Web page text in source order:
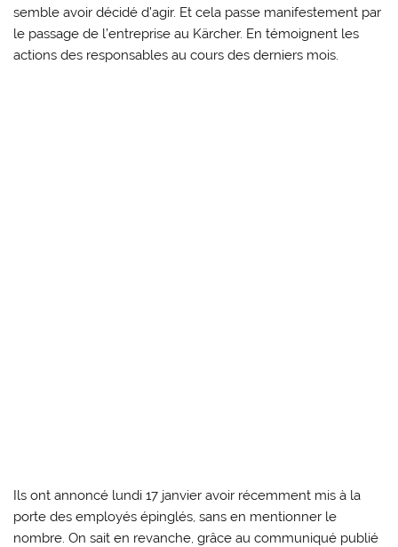
semble avoir décidé d’agir. Et cela passe manifestement par
le passage de l’entreprise au Kärcher. En témoignent les
actions des responsables au cours des derniers mois.
Ils ont annoncé lundi 17 janvier avoir récemment mis à la
porte des employés épinglés, sans en mentionner le
nombre. On sait en revanche, grâce au communiqué publié